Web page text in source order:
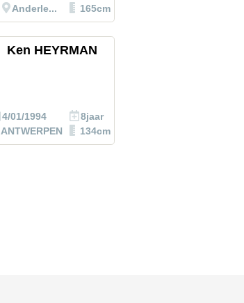
Anderle...
165cm
Ken HEYRMAN
4/01/1994
ANTWERPEN
8jaar
134cm